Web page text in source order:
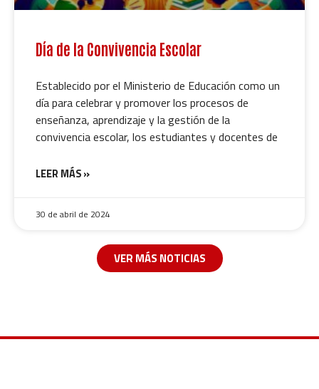
Día de la Convivencia Escolar
Establecido por el Ministerio de Educación como un
día para celebrar y promover los procesos de
enseñanza, aprendizaje y la gestión de la
convivencia escolar, los estudiantes y docentes de
LEER MÁS »
30 de abril de 2024
VER MÁS NOTICIAS